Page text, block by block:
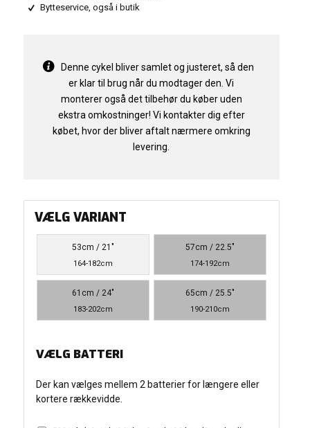
Bytteservice, også i butik
Denne cykel bliver samlet og justeret, så den
er klar til brug når du modtager den. Vi
monterer også det tilbehør du køber uden
ekstra omkostninger! Vi kontakter dig efter
købet, hvor der bliver aftalt nærmere omkring
levering.
VÆLG VARIANT
53cm / 21"
164-182cm
57cm / 22.5"
174-192cm
61cm / 24"
183-202cm
65cm / 25.5"
190-210cm
VÆLG BATTERI
Der kan vælges mellem 2 batterier for længere eller
kortere rækkevidde.